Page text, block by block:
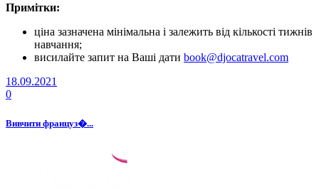
Примітки:
ціна зазначена мінімальна і залежить від кількості тижнів
навчання;
висилайте запит на Ваші дати book@djocatravel.com
18.09.2021
0
Вивчити француз�...